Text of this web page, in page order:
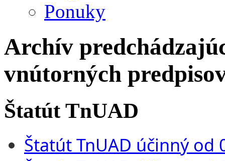
Ponuky
Archív
vnútorných
Štatút TnUAD
Štatút TnUAD účinný od